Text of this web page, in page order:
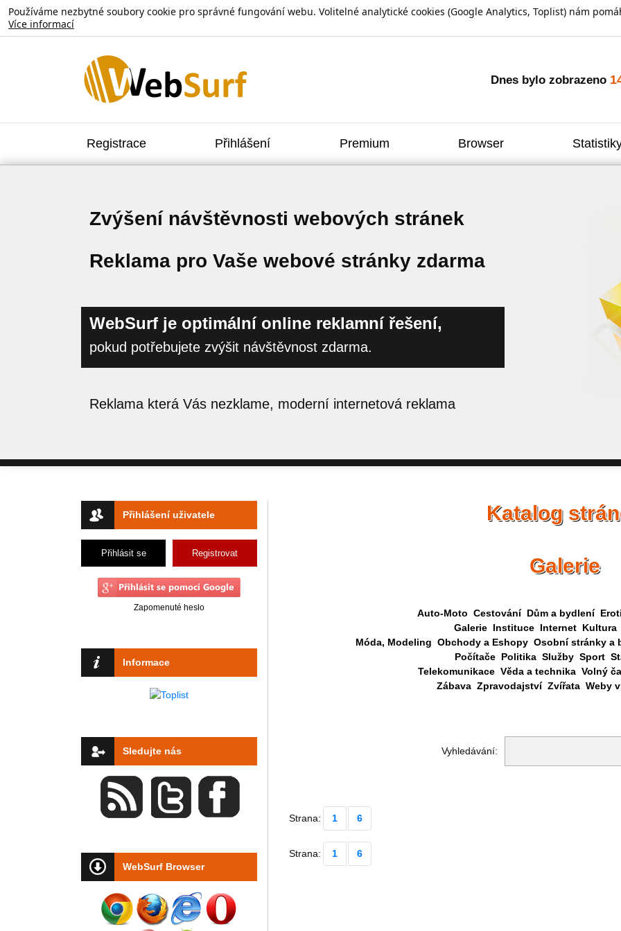
Používáme nezbytné soubory cookie pro správné fungování webu. Volitelné analytické cookies (Google Analytics, Toplist) nám
Více informací
Dnes bylo zobrazeno
Registrace Přihlášení Premium Browser
Zvýšení návštěvnosti webových stránek
Reklama pro Vaše webové stránky zdarma
WebSurf je optimální online reklamní řešení,
pokud potřebujete zvýšit návštěvnost zdarma.
Reklama která Vás nezklame, moderní internetová reklama
Přihlášení uživatele
Přihlásit se Registrovat
Zapomenuté heslo
Informace
Sledujte nás
WebSurf Browser
Katalog
Galerie
Auto-Moto Cestování Dům a bydlení
Galerie Instituce Internet Kultura
Móda, Modeling Obchody a Eshopy Osobní stránky a
Počítače Politika Služby Sport
Telekomunikace Věda a technika Volný
Zábava Zpravodajství Zvířata Weby
Vyhledávání:
Strana: 1 6
Strana: 1 6